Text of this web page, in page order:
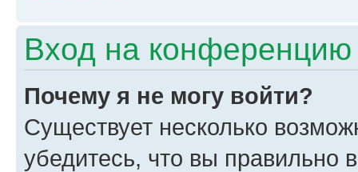
Вход на конференцию
Почему я не могу войти?
Существует несколько
убедитесь, что вы правильно